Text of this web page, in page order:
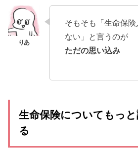
そもそも「生命保
ない」と言うのが
ただの思い込み
生命保険についてもっ
る